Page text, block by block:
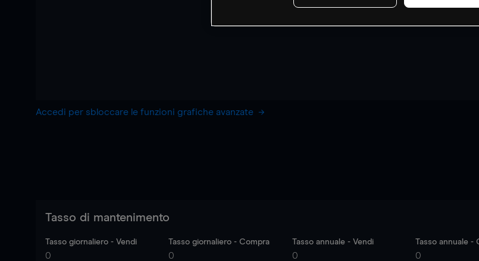
Accedi per sbloccare le funzioni grafiche avanzate
Tasso di mantenimento
Tasso giornaliero - Vendi
0
Tasso giornaliero - Compra
0
Tasso annuale - Vendi
0
Tasso annuale -
0